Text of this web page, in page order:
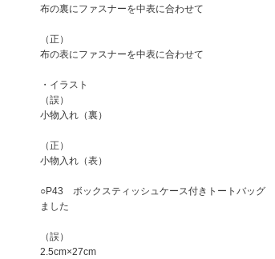
布の裏にファスナーを中表に合わせて
（正）
布の表にファスナーを中表に合わせて
・イラスト
（誤）
小物入れ（裏）
（正）
小物入れ（表）
○P43 ボックスティッシュケース付きトートバッ
ました
（誤）
2.5cm×27cm